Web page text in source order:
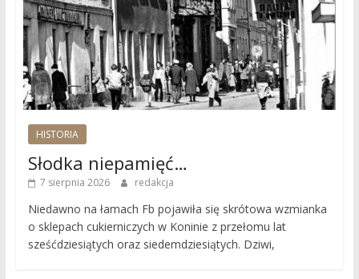
HISTORIA
Słodka niepamięć…
7 sierpnia 2026 redakcja
Niedawno na łamach Fb pojawiła się skrótowa wzmianka
o sklepach cukierniczych w Koninie z przełomu lat
sześćdziesiątych oraz siedemdziesiątych. Dziwi,